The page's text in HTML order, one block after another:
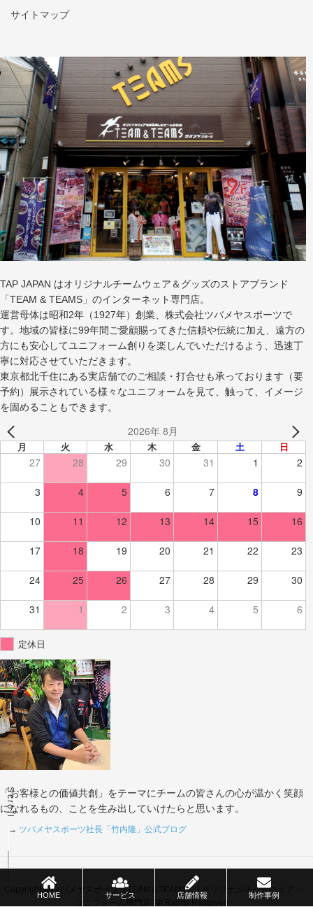
Scroll
サイトマップ
HOME サービス 店舗情報 制作事例
TAP JAPAN はオリジナルチームウェア＆グッズのストアブランド
「TEAM & TEAMS」のインターネット専門店。
運営母体は昭和2年（1927年）創業、株式会社ツバメヤスポーツで
す。地域の皆様に99年間ご愛顧賜ってきた信頼や伝統に加え、遠方の
方にも安心してユニフォーム創りを楽しんでいただけるよう、迅速丁
寧に対応させていただきます。
東京都北千住にある実店舗でのご相談・打合せも承っております（要
予約）展示されている様々なユニフォームを見て、触って、イメージ
を固めることもできます。
2026年 8月
月 火 水 木 金 土 日
27 28 29 30 31 1 2
3 4 5 6 7 8 9
10 11 12 13 14 15 16
17 18 19 20 21 22 23
24 25 26 27 28 29 30
31 1 2 3 4 5 6
定休日
「お客様との価値共創」をテーマにチームの皆さんの心が温かく笑顔
になれるもの、ことを生み出していけたらと思います。
→ ツバメヤスポーツ社長「竹内隆」公式ブログ
Copyright © ツバメヤスポーツ（TEAM＆TEAMS） | オリジナルチームウェア・
ユニフォーム専門店 All Rights Reserved.